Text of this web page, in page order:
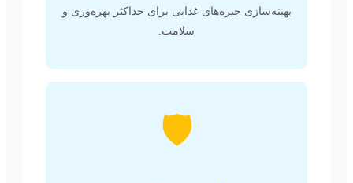
بهینه‌سازی جیره‌های غذایی برای حداکثر بهره‌وری و
سلامت.
🛡️